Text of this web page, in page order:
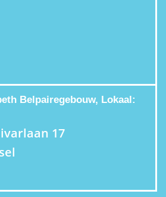
Belpairegebouw, Lokaal:
17